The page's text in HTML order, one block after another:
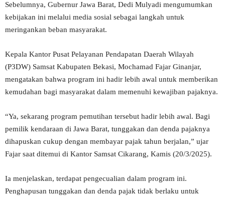
Sebelumnya, Gubernur Jawa Barat, Dedi Mulyadi mengumumkan
kebijakan ini melalui media sosial sebagai langkah untuk
meringankan beban masyarakat.
Kepala Kantor Pusat Pelayanan Pendapatan Daerah Wilayah
(P3DW) Samsat Kabupaten Bekasi, Mochamad Fajar Ginanjar,
mengatakan bahwa program ini hadir lebih awal untuk memberikan
kemudahan bagi masyarakat dalam memenuhi kewajiban pajaknya.
“Ya, sekarang program pemutihan tersebut hadir lebih awal. Bagi
pemilik kendaraan di Jawa Barat, tunggakan dan denda pajaknya
dihapuskan cukup dengan membayar pajak tahun berjalan,” ujar
Fajar saat ditemui di Kantor Samsat Cikarang, Kamis (20/3/2025).
Ia menjelaskan, terdapat pengecualian dalam program ini.
Penghapusan tunggakan dan denda pajak tidak berlaku untuk